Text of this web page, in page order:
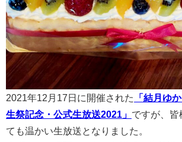
2021年12月17日に開催された
「結月ゆ
生祭記念・公式生放送2021」 ですが、皆
ても温かい生放送となりました。